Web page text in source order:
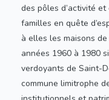
des pôles d’activité
familles en quête
à elles les maisons
années 1960 à 1980
verdoyants de Saint-
commune limitrophe